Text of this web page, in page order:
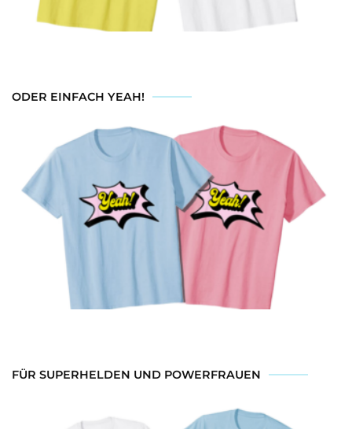
ODER EINFACH YEAH!
FÜR SUPERHELDEN UND POWERFRAUEN